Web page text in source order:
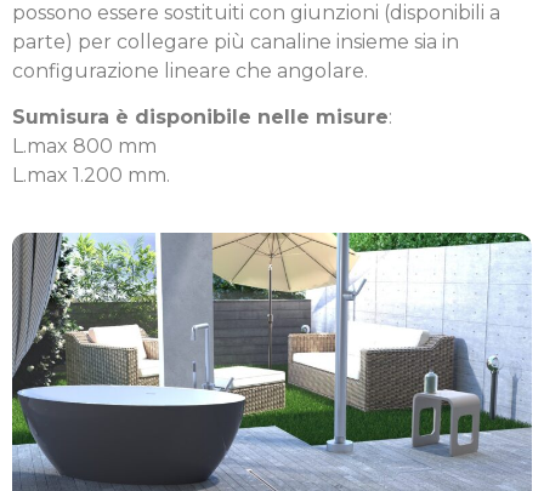
possono essere sostituiti con giunzioni (disponibili a
parte) per collegare più canaline insieme sia in
configurazione lineare che angolare.
Sumisura è disponibile nelle misure:
L.max 800 mm
L.max 1.200 mm.